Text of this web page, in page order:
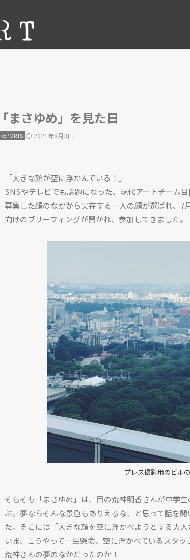
「まさゆめ」を見た日
REPORTS 2021年8月3日
「大きな顔が空に浮かんでいる！」
SNSやテレビでも話題になった、現代アートチーム
募集した顔のなかから実在する一人の顔が選ばれ、
向けのブリーフィングが開かれ、参加してきました。
プレス撮影用のビル
そもそも「まさゆめ」は、目の荒神明香さんが中学
ぶ。夢ならそんな景色もありえるな、と思って話を
た。そこには「大きな顔を空に浮かべようとする大
いま、こうやって一生懸命、空に浮かべているスタ
荒神さんの夢のなかだったのか！